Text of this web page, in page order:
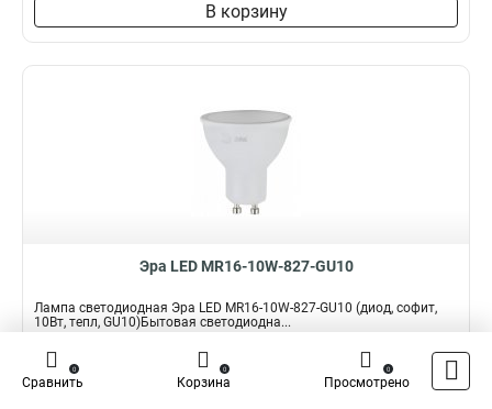
В корзину
Эра LED MR16-10W-827-GU10
Лампа светодиодная Эра LED MR16-10W-827-GU10 (диод, софит,
10Вт, тепл, GU10)Бытовая светодиодна...
Подробнее
Наличие:
Сравнить
0
Корзина
0
Просмотрено
0